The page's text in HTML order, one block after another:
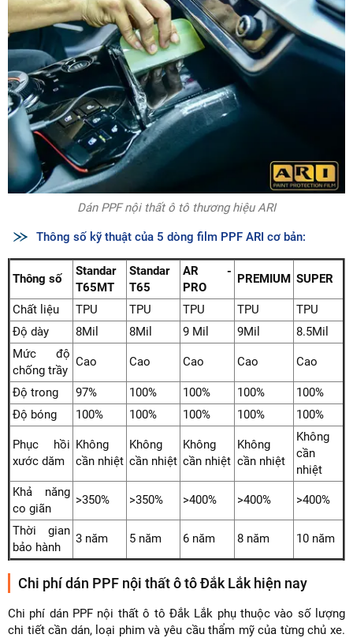
Dán PPF nội thất ô tô thương hiệu ARI
Thông số kỹ thuật của 5 dòng film PPF ARI cơ bản:
Thông số
Standar
T65MT
Standar
T65
AR -
PRO
PREMIUM SUPER
Chất liệu TPU TPU TPU TPU
TPU
Độ dày
8Mil 8Mil 9 Mil 9Mil
8.5Mil
Mức độ
chống trầy
Cao Cao Cao Cao Cao
Độ trong 97% 100% 100% 100%
100%
Độ bóng
100% 100% 100% 100% 100%
Phục hồi
xước dăm
Không
cần nhiệt
Không
cần nhiệt
Không
cần nhiệt
Không
cần nhiệt
Không
cần
nhiệt
Khả năng
co giãn
>350% >350% >400% >400% >400%
Thời gian
bảo hành
3 năm 5 năm 6 năm 8 năm 10 năm
Chi phí dán PPF nội thất ô tô Đắk Lắk hiện nay
Chi phí dán PPF nội thất ô tô Đắk Lắk phụ thuộc vào số lượng
chi tiết cần dán, loại phim và yêu cầu thẩm mỹ của từng chủ xe.